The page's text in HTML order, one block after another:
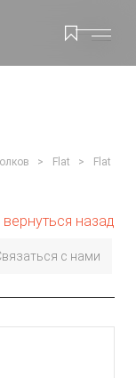
Flat
Flat
с нами
вернуться назад